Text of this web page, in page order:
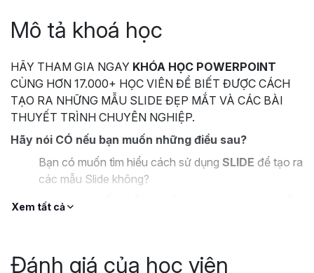
Mô tả khoá học
HÃY THAM GIA NGAY KHÓA HỌC POWERPOINT
CÙNG HƠN 17.000+ HỌC VIÊN ĐỂ BIẾT ĐƯỢC CÁCH
TẠO RA NHỮNG MẪU SLIDE ĐẸP MẮT VÀ CÁC BÀI
THUYẾT TRÌNH CHUYÊN NGHIỆP.
Hãy nói CÓ nếu bạn muốn những điều sau?
Bạn có muốn tìm hiểu cách sử dụng SLIDE để tạo ra
các mẫu Slide không?
Bạn muốn
BẮT MẮT, tuy nhiên lại không biết làm thế nào?
Xem tất cả
Đánh giá của học viên